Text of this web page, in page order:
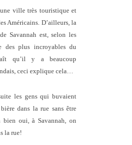
ville très touristique et
Américains. D’ailleurs, la
Savannah est, selon les
des plus incroyables du
qu’il y a beaucoup
ceci explique cela…
les gens qui buvaient
dans la rue sans être
oui, à Savannah, on
la rue!